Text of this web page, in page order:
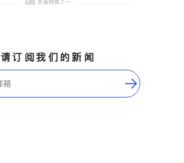
请订阅我们的新闻